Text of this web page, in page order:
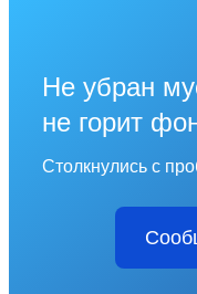
Не убран
не горит
Столкнулись с